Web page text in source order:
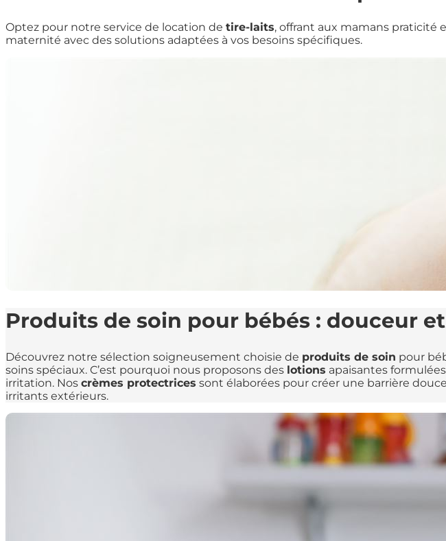
Optez pour notre service de location de tire-laits, offrant aux mamans praticité
maternité avec des solutions adaptées à vos besoins spécifiques.
Produits de soin pour bébés : douceur
Découvrez notre sélection soigneusement choisie de produits de soin pour
soins spéciaux. C’est pourquoi nous proposons des lotions apaisantes
irritation. Nos crèmes protectrices sont élaborées pour créer une barrière
irritants extérieurs.